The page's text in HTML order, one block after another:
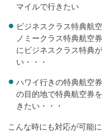
マイルで行きたい
ビジネスクラス特典航
ノミークラス特典航空
にビジネスクラス特典
い・・・
ハワイ行きの特典航空
の目的地で特典航空券
きたい・・・
こんな時にも対応が可能